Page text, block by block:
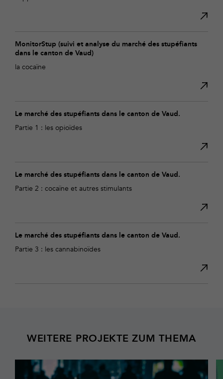
MonitorStup (suivi et analyse du marché des stupéfiants
dans le canton de Vaud)
la cocaïne
Le marché des stupéfiants dans le canton de Vaud.
Partie 1 : les opioïdes
Le marché des stupéfiants dans le canton de Vaud.
Partie 2 : cocaïne et autres stimulants
Le marché des stupéfiants dans le canton de Vaud.
Partie 3 : les cannabinoïdes
WEITERE PROJEKTE ZUM THEMA
Mehr
erfahren